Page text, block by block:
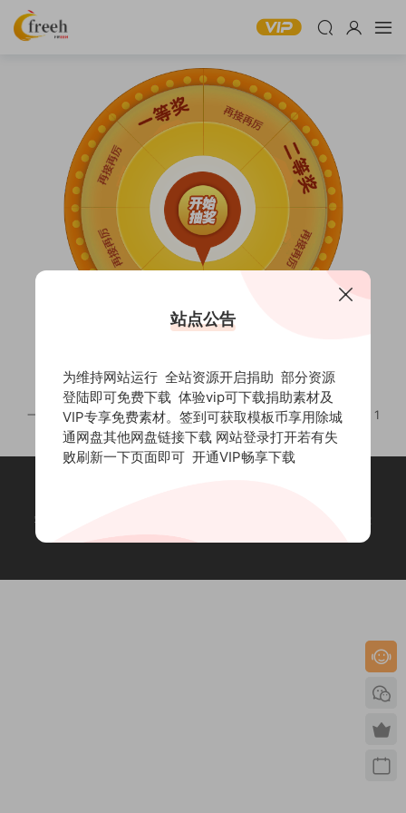
5模板币一次
一等奖：包年VIP x 1 二等奖：包季VIP x 1 三等奖：体验VIP x 1
站内资源均收集于网络，若侵犯了您的合法权益，请联系我们删除！
站点公告
为维持网站运行 全站资源开启捐助 部分资源
登陆即可免费下载 体验vip可下载捐助素材及
VIP专享免费素材。签到可获取模板币享用除城
通网盘其他网盘链接下载 网站登录打开若有失
败刷新一下页面即可 开通VIP畅享下载